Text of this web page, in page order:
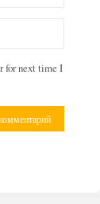
for next time I